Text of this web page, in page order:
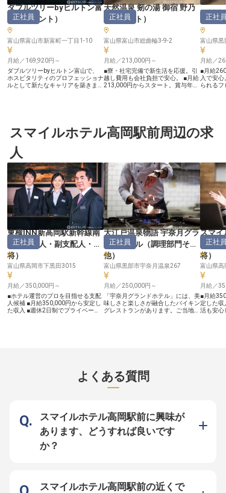
ダブルツリーbyヒルトン富
山（フロント ）
正社員
富山県富山市新富町一丁目1-10
月給／169,920円～
ダブルツリーbyヒルトン富山で、
ホスピタリティのプロフェッショナ
ルとして新たなキャリアを築きませ
ネスレベルの英語スキルを活かせる
環境で、やりがいと成長を実感でき
なしの心で、私たちと一緒に最高の
ホテル体験を創り上げましょう。
※2025年12月25日時点の情報です
天然温泉 剱の湯 御宿 野乃
（フロント ）
正社員
富山県富山市総曲輪3-9-2
月給／213,000円～
■寮・社宅完備で新生活を応援。引
越し費用も会社負担で安心。 ■月給
213,000円からスタート。賞与年3
育む、心温まるおもてなし】 富山
の豊かな自然に抱かれた地で、お客
細やかな心遣いで、お客様の旅の思
い出を彩ります。 チェックインか
らチェックアウト、観光案内まで、
お客様一人ひとりに寄り添い、笑顔
と感謝の気持ちを大切にするおもて
なしを実践しています。 あなたの
温かい心が、お客様にとって忘れら
れない体験を創造します。 ーー
【安心の環境で成長を。あなたのキ
ャリアを応援】 未経験の方も安心
してスタートできるよう、充実した
研修とサポート体制を整えていま
す。 接客経験を活かし、フロント
業務から予約管理、館内巡回、さら
には夜鳴きそばの調理まで、幅広い
業務を通じてスキルを磨くことがで
きます。 社会保険完備はもちろ
ん、退職金制度や社員ホテル優待な
ど、長く安心して働ける福利厚生も
充実。 あなたの成長を会社全体で
支え、キャリアアップを応援しま
延対寺
正社員
富山県黒
月給／
■月給
入で安
られるフ
泉で、お
仕事です
ロントサ
触れる
ェック
サポー
「あり
がいのある
の環境
ア】 当
とりが安
えていま
ろん、
張りがし
す。 フ
し合うた
談できる
お客様
客マナー
も自然と
のおもて
の成長を
スマイルホテル高岡駅前周辺の求
人
東横INN新高岡駅新幹線南
口（支配人・副支配人・女
将）
正社員
富山県高岡市下黒田3015
月給／350,000円～
■ホテル運営のプロを目指せる支配
人候補 ■月給350,000円から安定し
た収入 ■週休2日制でプライベート
多岐にわたる業務を通じて、お客様
の笑顔とホテルの成長を間近で感じ
ない思い出作りに貢献できる喜びを
分かち合いませんか。 ーー【成長
を支える充実の環境と確かなキャリ
アパス】 当ホテルでは、支配人候
るよう、約2カ月間の基礎研修をご
く安心して働ける福利厚生が充実。
週休2日制でプライベートも大切に
大江戸温泉物語 宇奈月グラ
ンドホテル（調理部門その
他）
正社員
富山県黒部市宇奈月温泉267
月給／250,000円～
「宇奈月グランドホテル」には、美
味しさと楽しさが融合したバイキン
グレストランがあります。ご当地グ
割引制度など、好環境も魅力です。
※この求人は2024年4月5日時点の
情報です
スマイ
（支配
将）
正社員
富山県高
月給／
■月給
定した収
活も安心
ル運営の
ャリアを
よくある質問
スマイルホテル高岡駅前に興味が
あります、どうすれば良いです
か？
スマイルホテル高岡駅前の近くで